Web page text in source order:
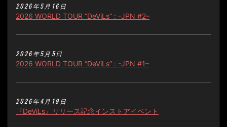
2026年5月16日
2026 WORLD TOUR “DeViLs” : -JPN #2–
2026年5月5日
2026 WORLD TOUR “DeViLs” : -JPN #1–
2026年4月19日
『DeViLs』リリース記念インストアイベント